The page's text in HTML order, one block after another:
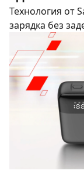
Технология от
зарядка без